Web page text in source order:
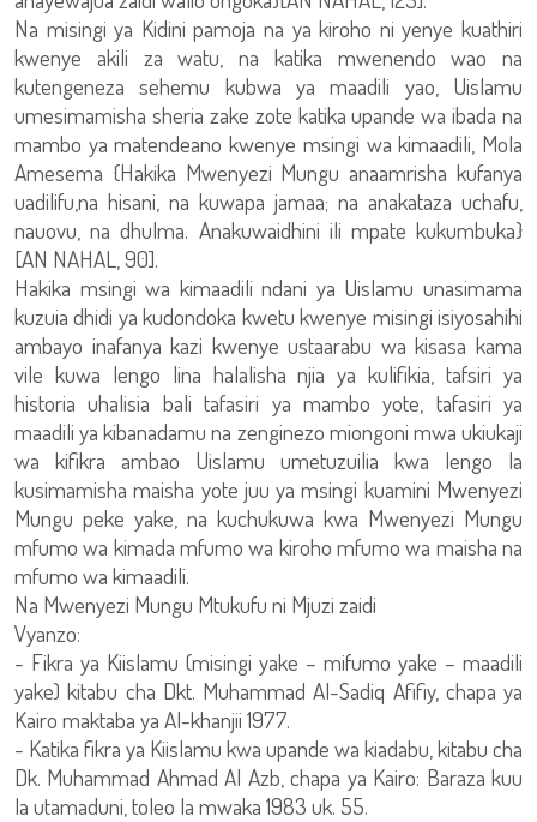
Na misingi ya Kidini pamoja na ya kiroho ni yenye kuathiri
kwenye akili za watu, na katika mwenendo wao na
kutengeneza sehemu kubwa ya maadili yao, Uislamu
umesimamisha sheria zake zote katika upande wa ibada na
mambo ya matendeano kwenye msingi wa kimaadili, Mola
Amesema {Hakika Mwenyezi Mungu anaamrisha kufanya
uadilifu,na hisani, na kuwapa jamaa; na anakataza uchafu,
nauovu, na dhulma. Anakuwaidhini ili mpate kukumbuka}
[AN NAHAL, 90].
Hakika msingi wa kimaadili ndani ya Uislamu unasimama
kuzuia dhidi ya kudondoka kwetu kwenye misingi isiyosahihi
ambayo inafanya kazi kwenye ustaarabu wa kisasa kama
vile kuwa lengo lina halalisha njia ya kulifikia, tafsiri ya
historia uhalisia bali tafasiri ya mambo yote, tafasiri ya
maadili ya kibanadamu na zenginezo miongoni mwa ukiukaji
wa kifikra ambao Uislamu umetuzuilia kwa lengo la
kusimamisha maisha yote juu ya msingi kuamini Mwenyezi
Mungu peke yake, na kuchukuwa kwa Mwenyezi Mungu
mfumo wa kimada mfumo wa kiroho mfumo wa maisha na
mfumo wa kimaadili.
Na Mwenyezi Mungu Mtukufu ni Mjuzi zaidi
Vyanzo:
- Fikra ya Kiislamu (misingi yake – mifumo yake – maadili
yake) kitabu cha Dkt. Muhammad Al-Sadiq Afifiy, chapa ya
Kairo maktaba ya Al-khanjii 1977.
- Katika fikra ya Kiislamu kwa upande wa kiadabu, kitabu cha
Dk. Muhammad Ahmad Al Azb, chapa ya Kairo: Baraza kuu
la utamaduni, toleo la mwaka 1983 uk. 55.